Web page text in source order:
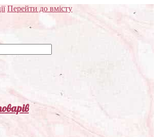
Перейти до вмісту